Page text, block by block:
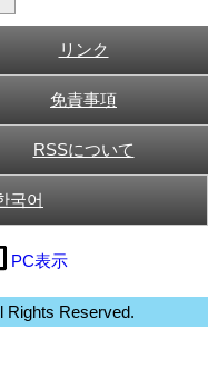
リンク
免責事項
RSSについて
국어
PC表示
Rights Reserved.